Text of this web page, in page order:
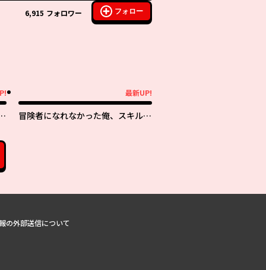
6,915 フォロワー フォロー
最新UP!
冒険者になれなかった俺、スキル
の外部送信について